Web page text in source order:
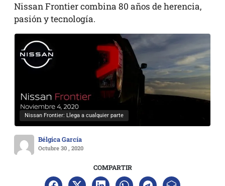
Nissan Frontier combina 80 años de herencia,
pasión y tecnología.
Nissan Frontier: Llega a cualquier parte
Bélgica García
Octubre 30 , 2020
COMPARTIR